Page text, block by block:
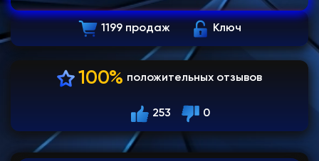
1199 продаж Ключ
100% положительных отзывов
253 0